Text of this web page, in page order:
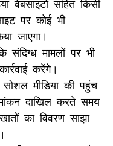
पर कोई भी
जाएगा।
संदिग्ध मामलों पर भी
करेंगे।
मीडिया की पहुंच
दाखिल करते समय
का विवरण साझा